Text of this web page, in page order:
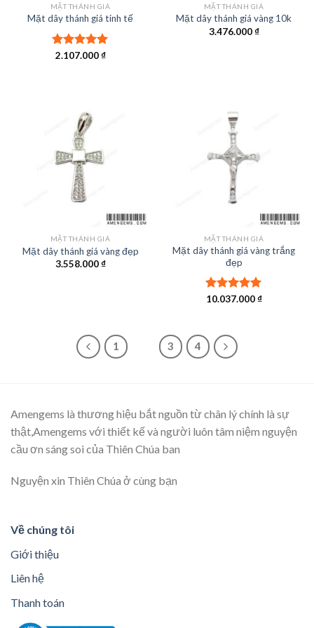
MẶT THÁNH GIÁ
Mặt dây thánh giá tinh tế
Được xếp
2.107.000₫
MẶT THÁNH GIÁ
Mặt dây thánh giá vàng 10k
3.476.000₫
MẶT THÁNH GIÁ
Mặt dây thánh giá vàng đẹp
3.558.000₫
MẶT THÁNH GIÁ
Mặt dây thánh giá vàng trắng
đẹp
Được xếp
10.037.000₫
1 3 4
Amengems là thương hiệu bắt nguồn từ chân lý chính là sự
thật,Amengems với thiết kế và người luôn tâm niệm nguyện
cầu ơn sáng soi của Thiên Chúa ban
Nguyện xin Thiên Chúa ở cùng bạn
Về chúng tôi
Giới thiệu
Liên hệ
Thanh toán